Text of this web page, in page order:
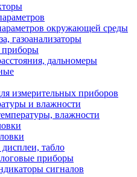
окружающей среды
газоанализаторы
приборы
дальномеры
измерительных приборов
и влажности
влажности
табло
приборы
сигналов